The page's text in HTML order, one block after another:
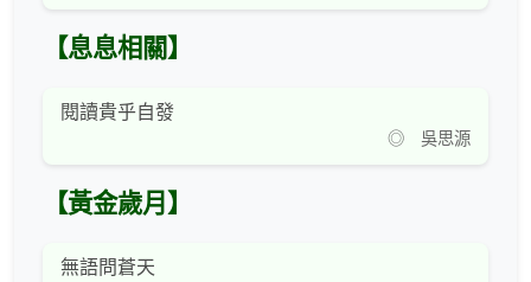
【息息相關】
閱讀貴乎自發
◎ 吳思源
【黃金歲月】
無語問蒼天